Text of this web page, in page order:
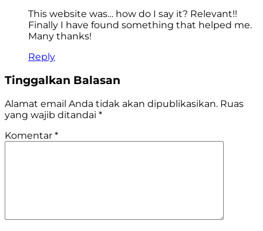
This website was… how do I say it? Relevant!!
Finally I have found something that helped me.
Many thanks!
Reply
Tinggalkan Balasan
Alamat email Anda tidak akan dipublikasikan. Ruas
yang wajib ditandai *
Komentar *